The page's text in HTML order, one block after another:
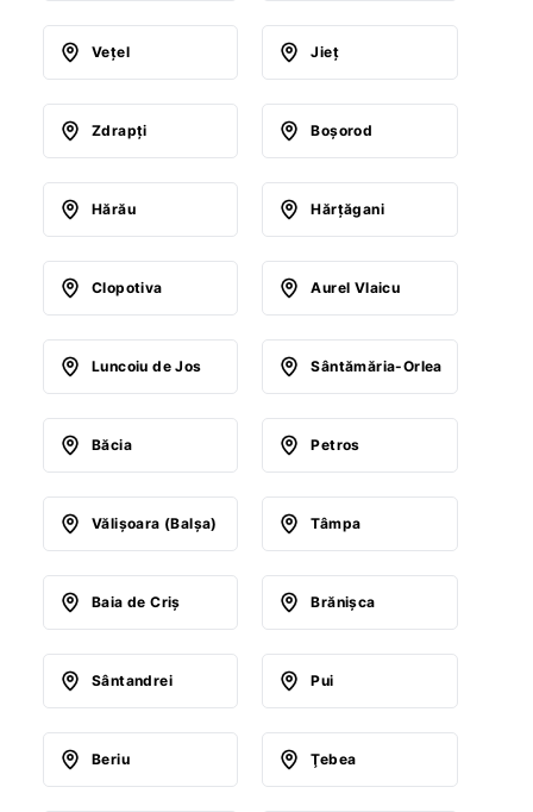
Veţel Jieţ
Zdrapţi Boşorod
Hărău Hărţăgani
Clopotiva Aurel Vlaicu
Luncoiu de Jos Sântămăria-Orlea
Băcia Petros
Vălişoara (Balşa) Tâmpa
Baia de Criş Brănişca
Sântandrei Pui
Beriu Ţebea